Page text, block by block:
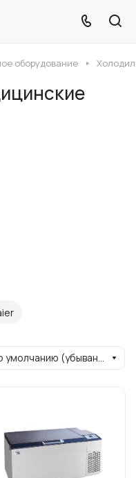
оборудование
По умолчанию (убывание)